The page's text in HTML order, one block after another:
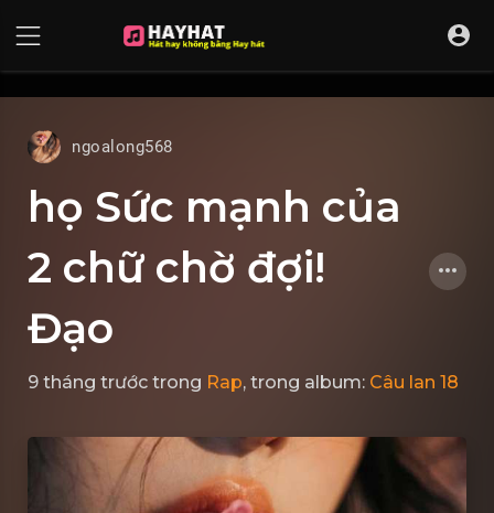
ngoalong568
họ Sức mạnh của
2 chữ chờ đợi!
Đạo
9 tháng trước trong Rap, trong album: Câu lan 18